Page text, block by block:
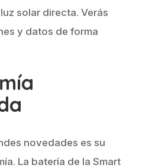
solar directa. Verás
y datos de forma
novedades es su
La batería de la Smart